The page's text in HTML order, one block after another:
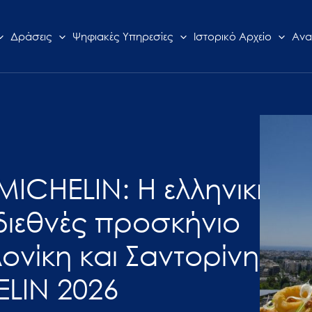
Δράσεις Ψηφιακές Υπηρεσίες Ιστορικό Αρχείο
Η ελληνική
προσκήνιο
και Σαντορίνη
2026